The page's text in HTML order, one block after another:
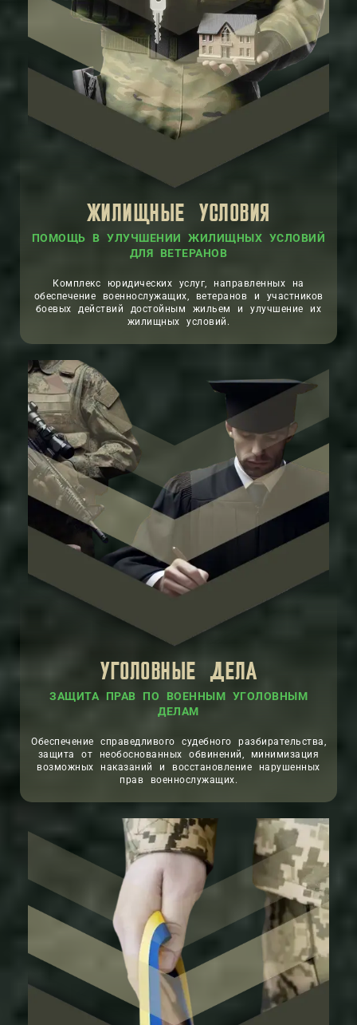
ЖИЛИЩНЫЕ УСЛОВИЯ
ПОМОЩЬ В УЛУЧШЕНИИ ЖИЛИЩНЫХ УСЛОВИЙ
ДЛЯ ВЕТЕРАНОВ
Комплекс юридических услуг, направленных на
обеспечение военнослужащих, ветеранов и участников
боевых действий достойным жильем и улучшение их
жилищных условий.
УГОЛОВНЫЕ ДЕЛА
ЗАЩИТА ПРАВ ПО ВОЕННЫМ УГОЛОВНЫМ
ДЕЛАМ
Обеспечение справедливого судебного разбирательства,
защита от необоснованных обвинений, минимизация
возможных наказаний и восстановление нарушенных
прав военнослужащих.